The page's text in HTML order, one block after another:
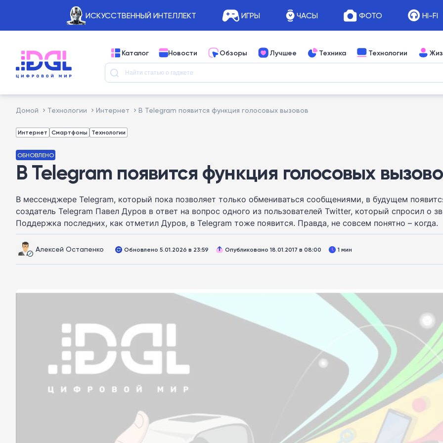
ИСКУССТВЕННЫЙ ИНТЕЛЛЕКТ ИГРЫ ЧАСЫ ФОТО HI-FI
Каталог Новости Обзоры Лучшее Техника Технологии
Домой Технологии Интернет В Telegram появится функция голосовых вызовов
Интернет Смартфоны Технологии
ОБНОВЛЕНО
В Telegram появится функция голосовых
В мессенджере Telegram, который пока позволяет только обмениваться сообщениями, в будущем
создатель Telegram Павел Дуров в ответ на вопрос одного из пользователей Twitter, который спросил о
Поддержка последних, как отметил Дуров, в Telegram тоже появится. Правда, не совсем понятно – когда.
Алексей Остапенко Обновлено 5.01.2026 в 23:59 Опубликовано 18.01.2017 в 08:00 1 мин